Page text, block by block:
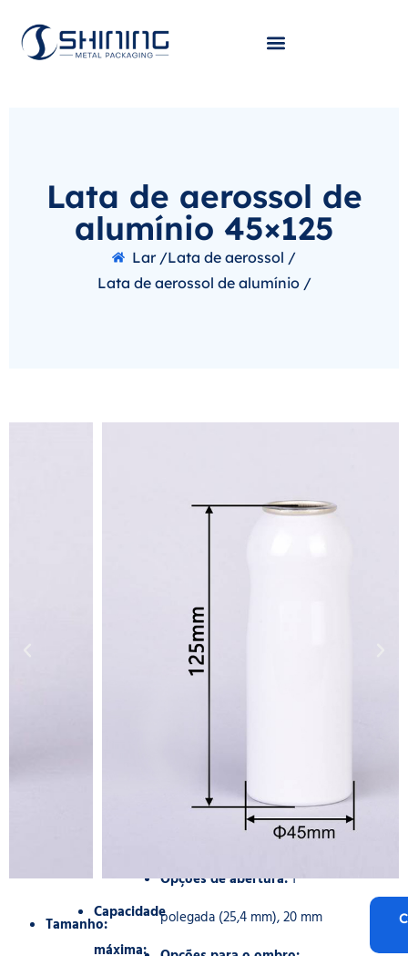
Lata de aerossol de
alumínio 45×125
Lar /Lata de aerossol /
Lata de aerossol de alumínio /
Tamanho:
Capacidade
máxima:
Opções de abertura:1
polegada (25,4 mm), 20 mm